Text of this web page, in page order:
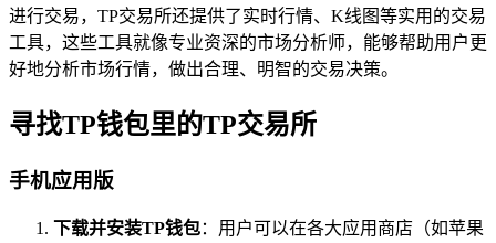
进行交易，TP交易所还提供了实时行情、K线图等实用的交易
工具，这些工具就像专业资深的市场分析师，能够帮助用户更
好地分析市场行情，做出合理、明智的交易决策。
寻找TP钱包里的TP交易所
手机应用版
下载并安装TP钱包：用户可以在各大应用商店（如苹果